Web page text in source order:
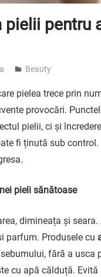
pielii pentru
Beauty
pielea trece prin
provocări.
pielii, ci și
fi ținută sub
pieli sănătoase
dimineața și
parfum. Produsele cu
fără a
cu apă călduță.